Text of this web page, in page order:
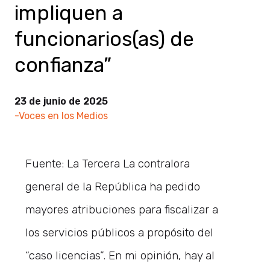
impliquen a
funcionarios(as) de
confianza”
23 de junio de 2025
-Voces en los Medios
Fuente: La Tercera La contralora
general de la República ha pedido
mayores atribuciones para fiscalizar a
los servicios públicos a propósito del
“caso licencias”. En mi opinión, hay al